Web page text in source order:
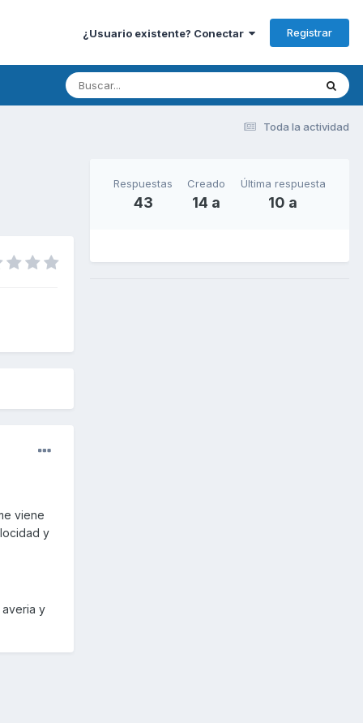
¿Usuario existente? Conectar Registrar
Toda la actividad
viene
y
y
Respuestas
43
Creado
14 a
Última respuesta
10 a